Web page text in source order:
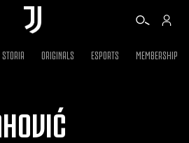
STORIA ORIGINALS ESPORTS MEMBERSHIP